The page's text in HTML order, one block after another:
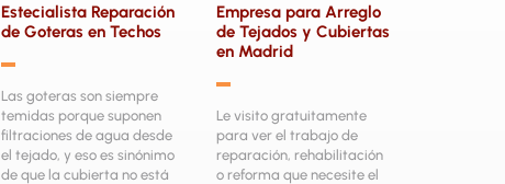
Estecialista Reparación
de Goteras en Techos
▬
Las goteras son siempre
temidas porque suponen
filtraciones de agua desde
el tejado, y eso es sinónimo
de que la cubierta no está
Empresa para Arreglo
de Tejados y Cubiertas
en Madrid
▬
Le visito gratuitamente
para ver el trabajo de
reparación, rehabilitación
o reforma que necesite el